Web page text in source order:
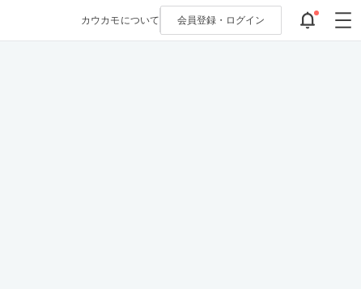
カウカモについて 会員登録・ ログイン